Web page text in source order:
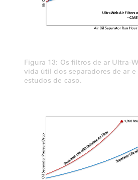
Figura 13: Os filtros de ar Ultra-
vida útil dos separadores de ar
estudos de caso.